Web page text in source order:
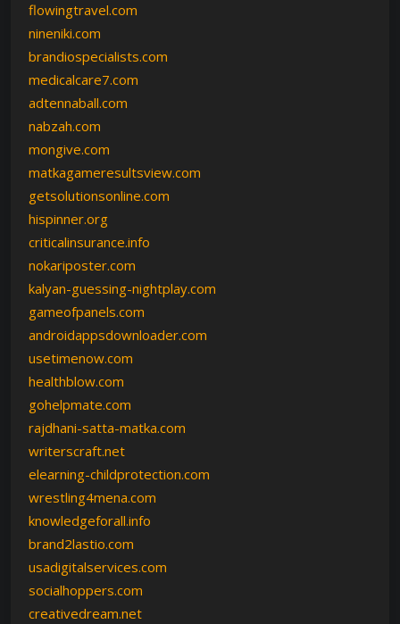
flowingtravel.com
nineniki.com
brandiospecialists.com
medicalcare7.com
adtennaball.com
nabzah.com
mongive.com
matkagameresultsview.com
getsolutionsonline.com
hispinner.org
criticalinsurance.info
nokariposter.com
kalyan-guessing-nightplay.com
gameofpanels.com
androidappsdownloader.com
usetimenow.com
healthblow.com
gohelpmate.com
rajdhani-satta-matka.com
writerscraft.net
elearning-childprotection.com
wrestling4mena.com
knowledgeforall.info
brand2lastio.com
usadigitalservices.com
socialhoppers.com
creativedream.net